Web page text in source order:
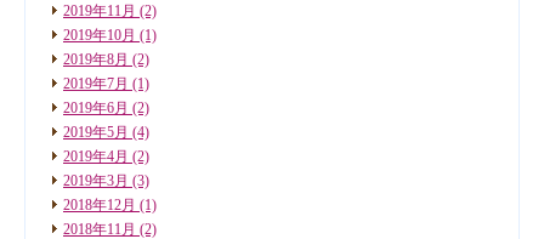
2019年11月 (2)
2019年10月 (1)
2019年8月 (2)
2019年7月 (1)
2019年6月 (2)
2019年5月 (4)
2019年4月 (2)
2019年3月 (3)
2018年12月 (1)
2018年11月 (2)